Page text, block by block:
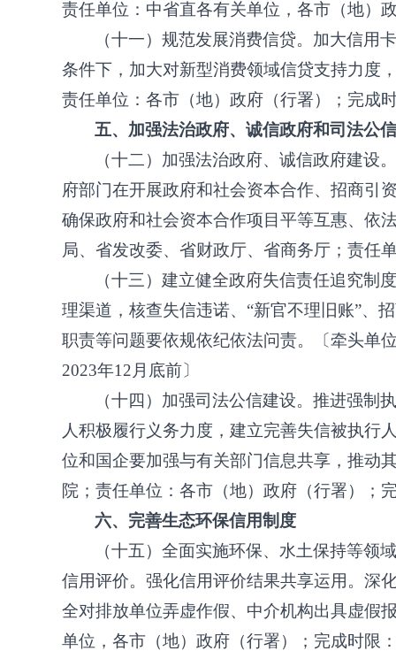
责任单位：中省直各有关单位，各市（地）
（十一）规范发展消费信贷。加大信
条件下，加大对新型消费领域信贷支持力度
责任单位：各市（地）政府（行署）；完成
五、加强法治政府、诚信政府和司法公
（十二）加强法治政府、诚信政府建
府部门在开展政府和社会资本合作、招商引
确保政府和社会资本合作项目平等互惠、依
局、省发改委、省财政厅、省商务厅；责任
（十三）建立健全政府失信责任追究
理渠道，核查失信违诺、 “新官不理旧账”、
职责等问题要依规依纪依法问责。〔牵头单
2023年12月底前〕
（十四）加强司法公信建设。推进强
人积极履行义务力度，建立完善失信被执行
位和国企要加强与有关部门信息共享，推动
院；责任单位：各市（地）政府（行署）；
六、完善生态环保信用制度
（十五）全面实施环保、水土保持等
信用评价。强化信用评价结果共享运用。深
全对排放单位弄虚作假、中介机构出具虚假
单位，各市（地）政府（行署）；完成时限